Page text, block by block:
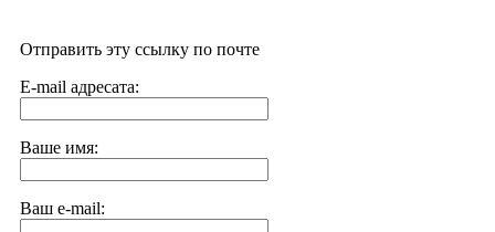
Отправить эту ссылку по почте
E-mail адресата:
Ваше имя:
Ваш e-mail: